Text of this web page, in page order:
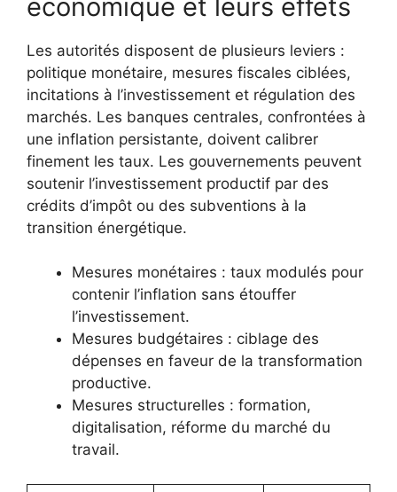
économique et leurs effets
Les autorités disposent de plusieurs leviers :
politique monétaire, mesures fiscales ciblées,
incitations à l’investissement et régulation des
marchés. Les banques centrales, confrontées à
une inflation persistante, doivent calibrer
finement les taux. Les gouvernements peuvent
soutenir l’investissement productif par des
crédits d’impôt ou des subventions à la
transition énergétique.
Mesures monétaires : taux modulés pour
contenir l’inflation sans étouffer
l’investissement.
Mesures budgétaires : ciblage des
dépenses en faveur de la transformation
productive.
Mesures structurelles : formation,
digitalisation, réforme du marché du
travail.